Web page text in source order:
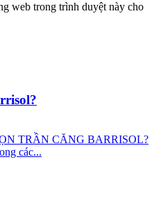
web trong trình duyệt này cho
TRẦN CĂNG BARRISOL?
các...